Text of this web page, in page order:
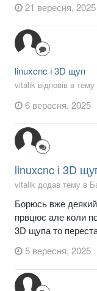
21 вересня, 2025
linuxcnc і 3D щуп
vitalik відповів в
6 вересня, 2025
linuxcnc і 3D
vitalik додав тему в
Борюсь вже деякий
првцює але коли
3D щупа то
5 вересня, 2025